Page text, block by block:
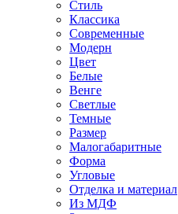
Стиль
Классика
Современные
Модерн
Цвет
Белые
Венге
Светлые
Темные
Размер
Малогабаритные
Форма
Угловые
Отделка и материал
Из МДФ